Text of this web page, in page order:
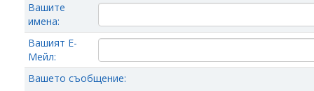
Вашите
имена:
Вашият Е-
Мейл:
Вашето съобщение: